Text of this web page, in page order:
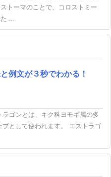
トーマのことで、コロストミー
...
例文が３秒でわかる！
ラゴンとは、キク科ヨモギ属の多
として使われます。 エストラゴ